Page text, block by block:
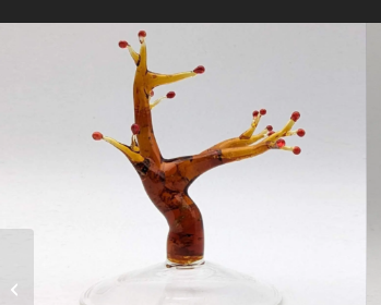
Voorbeelden Vitrum